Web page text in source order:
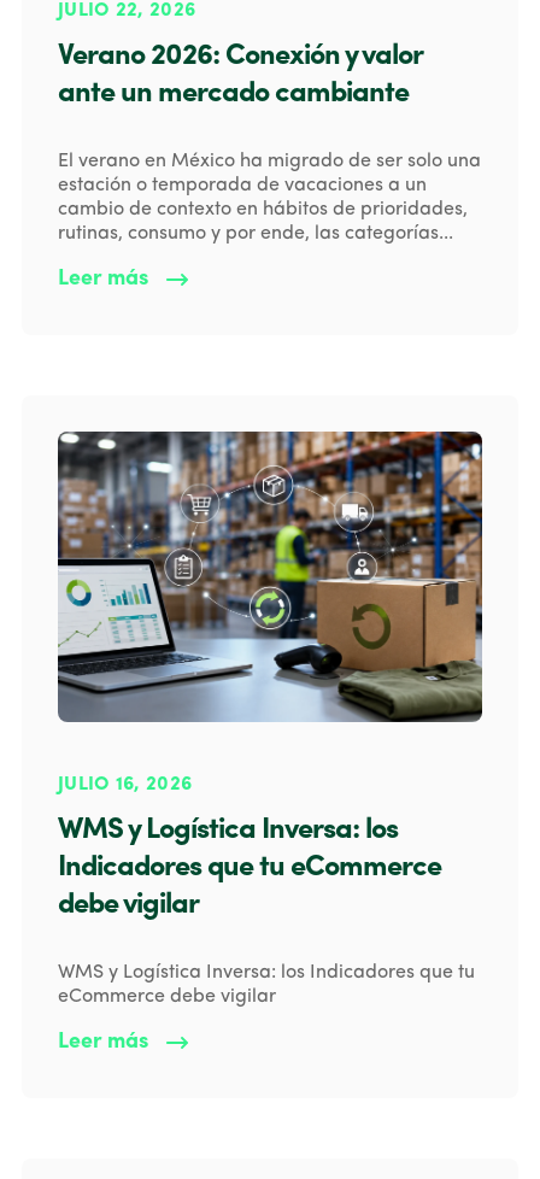
JULIO 22, 2026
Verano 2026: Conexión y valor
ante un mercado cambiante
El verano en México ha migrado de ser solo una
estación o temporada de vacaciones a un
cambio de contexto en hábitos de prioridades,
rutinas, consumo y por ende, las categorías...
Leer más
JULIO 16, 2026
WMS y Logística Inversa: los
Indicadores que tu eCommerce
debe vigilar
WMS y Logística Inversa: los Indicadores que tu
eCommerce debe vigilar
Leer más